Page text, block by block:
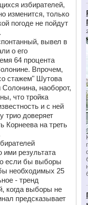
избирателей,
изменится, только
погоде не пойдут
вывел в
о его
64 процента
Впрочем,
стажем" Шутова
наоборот,
что тройка
и с ней
трио доверяет
Корнеева на треть
ими результата
если бы выборы
необходимых 25
- тренд
когда выборы не
предсказывает